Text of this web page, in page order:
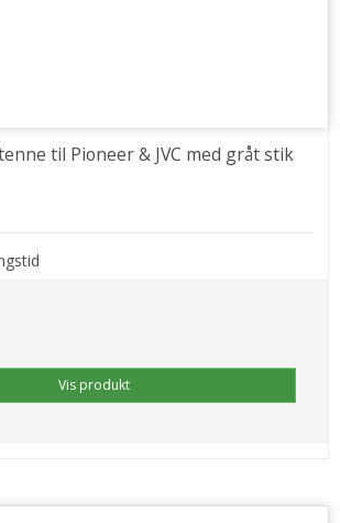
til Pioneer & JVC med gråt stik
Vis produkt